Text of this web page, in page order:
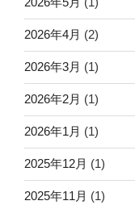
2026年4月 (2)
2026年3月 (1)
2026年2月 (1)
2026年1月 (1)
2025年12月 (1)
2025年11月 (1)